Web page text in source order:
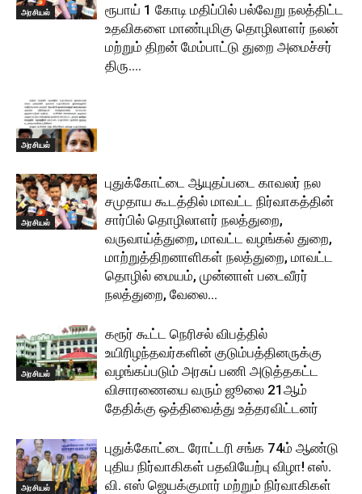
அரசியல்
ரூபாய் 1 கோடி மதிப்பில் பல்வேறு நலத்திட்ட
உதவிகளை மாண்புமிகு தொழிலாளர் நலன்
மற்றும் திறன் மேம்பாட்டு துறை அமைச்சர்
திரு....
அரசியல்
அரசியல்
புதுக்கோட்டை ஆயுதப்படை காவலர் நல
சமுதாய கூடத்தில் மாவட்ட நிர்வாகத்தின்
சார்பில் தொழிலாளர் நலத்துறை,
வருவாய்த்துறை, மாவட்ட வழங்கல் துறை,
மாற்றுத்திறனாளிகள் நலத்துறை, மாவட்ட
தொழில் மையம், முன்னாள் படைவீரர்
நலத்துறை, வேலை...
அரசியல்
கரூர் கூட்ட நெரிசல் விபத்தில்
உயிரிழந்தவர்களின் குடும்பத்தினருக்கு
வழங்கப்படும் அரசுப் பணி அடுத்தகட்ட
விசாரணையை வரும் ஜூலை 21ஆம்
தேதிக்கு ஒத்திவைத்து உத்தரவிட்டனர்
அரசியல்
புதுக்கோட்டை ரோட்டரி சங்க 74ம் ஆண்டு
புதிய நிர்வாகிகள் பதவியேற்பு விழா! எஸ்.
வி. எஸ் ஜெயக்குமார் மற்றும் நிர்வாகிகள்